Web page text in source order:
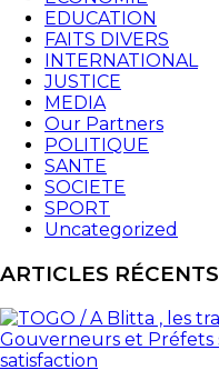
EDUCATION
FAITS DIVERS
INTERNATIONAL
JUSTICE
MEDIA
Our Partners
POLITIQUE
SANTE
SOCIETE
SPORT
Uncategorized
ARTICLES RÉCENTS